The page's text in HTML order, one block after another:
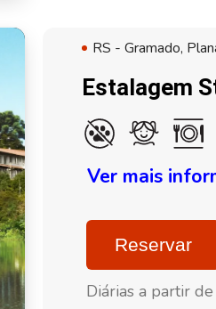
RS - Gramado,
Estalagem
Ver mais
Reservar
Diárias a partir de